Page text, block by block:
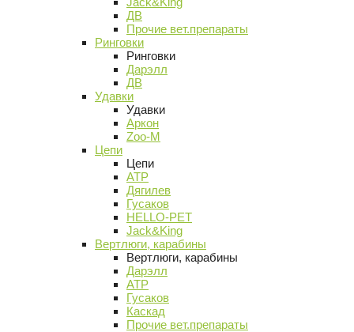
ДВ
Прочие вет.препараты
Ринговки
Ринговки
Дарэлл
ДВ
Удавки
Удавки
Аркон
Zoo-M
Цепи
Цепи
АТР
Дягилев
Гусаков
HELLO-PET
Jack&King
Вертлюги, карабины
Вертлюги, карабины
Дарэлл
АТР
Гусаков
Каскад
Прочие вет.препараты